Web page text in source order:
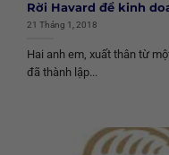
Rời Havard để kinh
21 Tháng 1, 2018
Hai anh em, xuất thân từ
đã thành lập...